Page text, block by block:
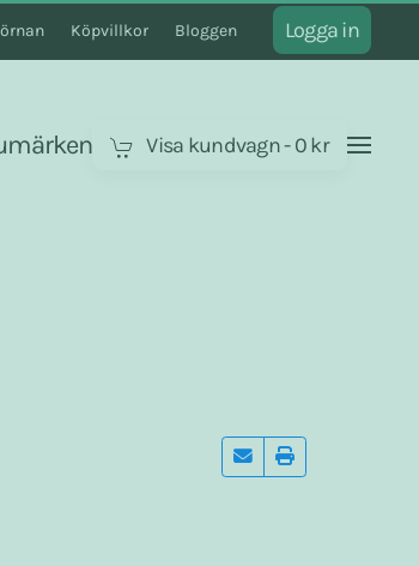
Köpvillkor Bloggen Logga in
Visa kundvagn-0 kr